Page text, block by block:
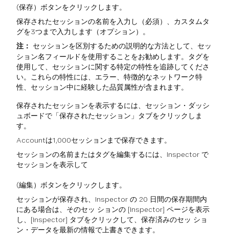
(保存）ボタンをクリックします。
保存されたセッションの名前を入力し（必須）、カスタムタ
グを3つまで入力します（オプション）。
注：
セッションを区別するための説明的な方法として、セッ
ション名フィールドを使用することをお勧めします。タグを
使用して、セッションに関する特定の特性を追跡してくださ
い。これらの特性には、エラー、特徴的なネットワーク特
性、セッション中に経験した品質属性が含まれます。
保存されたセッションを表示するには、セッション・ダッシ
ュボードで「保存されたセッション」タブをクリックしま
す。
Accountは1,000セッションまで保存できます。
セッションの名前またはタグを編集するには、Inspector で
セッションを表示して
(編集）ボタンをクリックします。
セッションが保存され、Inspector の 20 日間の保存期間内
にある場合は、そのセッ ションの [Inspector] ページを表示
し、[Inspector] タブをクリックして、保存済みのセッ ショ
ン・データを最新の情報で上書きできます。